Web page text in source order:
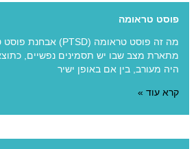
פוסט טראומה
מתארת מצב שבו יש תסמינים נפשיים,
היה מעורב, בין אם באופן ישיר
קרא עוד »